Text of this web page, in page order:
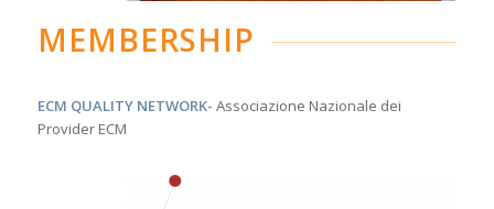
MEMBERSHIP
ECM QUALITY NETWORK- Associazione Nazionale dei
Provider ECM